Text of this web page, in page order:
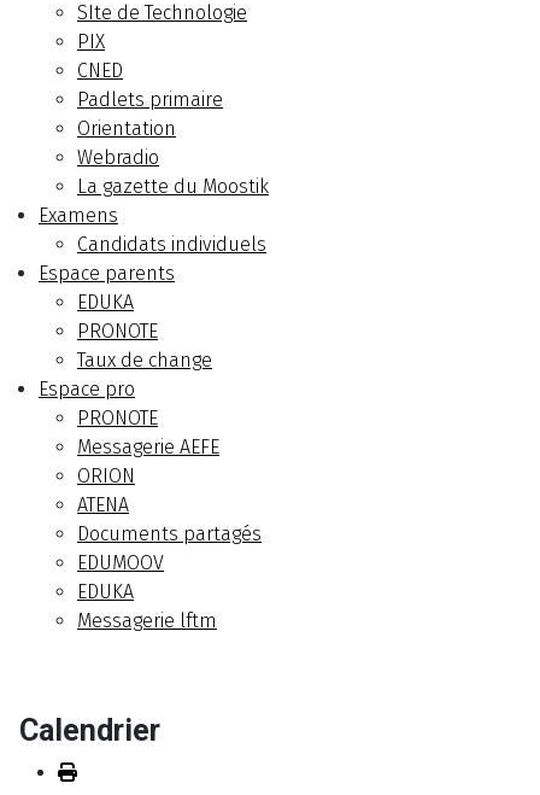
SIte de Technologie
PIX
CNED
Padlets primaire
Orientation
Webradio
La gazette du Moostik
Examens
Candidats individuels
Espace parents
EDUKA
PRONOTE
Taux de change
Espace pro
PRONOTE
Messagerie AEFE
ORION
ATENA
Documents partagés
EDUMOOV
EDUKA
Messagerie lftm
Calendrier